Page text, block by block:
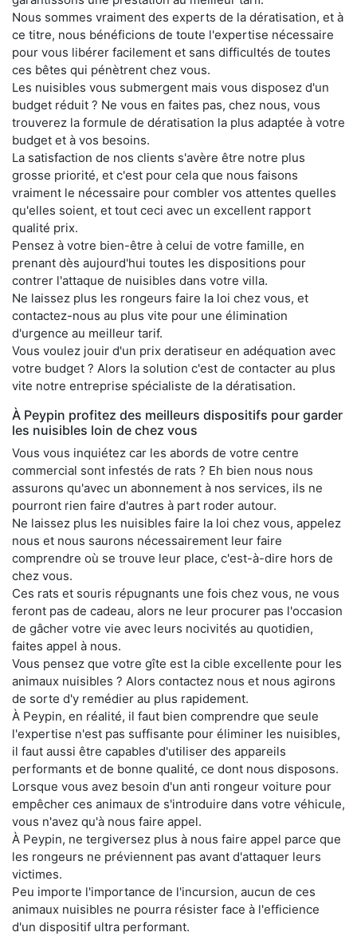
Nous sommes vraiment des experts de la dératisation, et à
ce titre, nous bénéficions de toute l'expertise nécessaire
pour vous libérer facilement et sans difficultés de toutes
ces bêtes qui pénètrent chez vous.
Les nuisibles vous submergent mais vous disposez d'un
budget réduit ? Ne vous en faites pas, chez nous, vous
trouverez la formule de dératisation la plus adaptée à votre
budget et à vos besoins.
La satisfaction de nos clients s'avère être notre plus
grosse priorité, et c'est pour cela que nous faisons
vraiment le nécessaire pour combler vos attentes quelles
qu'elles soient, et tout ceci avec un excellent rapport
qualité prix.
Pensez à votre bien-être à celui de votre famille, en
prenant dès aujourd'hui toutes les dispositions pour
contrer l'attaque de nuisibles dans votre villa.
Ne laissez plus les rongeurs faire la loi chez vous, et
contactez-nous au plus vite pour une élimination
d'urgence au meilleur tarif.
Vous voulez jouir d'un prix deratiseur en adéquation avec
votre budget ? Alors la solution c'est de contacter au plus
vite notre entreprise spécialiste de la dératisation.
À Peypin profitez des meilleurs dispositifs pour garder
les nuisibles loin de chez vous
Vous vous inquiétez car les abords de votre centre
commercial sont infestés de rats ? Eh bien nous nous
assurons qu'avec un abonnement à nos services, ils ne
pourront rien faire d'autres à part roder autour.
Ne laissez plus les nuisibles faire la loi chez vous, appelez
nous et nous saurons nécessairement leur faire
comprendre où se trouve leur place, c'est-à-dire hors de
chez vous.
Ces rats et souris répugnants une fois chez vous, ne vous
feront pas de cadeau, alors ne leur procurer pas l'occasion
de gâcher votre vie avec leurs nocivités au quotidien,
faites appel à nous.
Vous pensez que votre gîte est la cible excellente pour les
animaux nuisibles ? Alors contactez nous et nous agirons
de sorte d'y remédier au plus rapidement.
À Peypin, en réalité, il faut bien comprendre que seule
l'expertise n'est pas suffisante pour éliminer les nuisibles,
il faut aussi être capables d'utiliser des appareils
performants et de bonne qualité, ce dont nous disposons.
Lorsque vous avez besoin d'un anti rongeur voiture pour
empêcher ces animaux de s'introduire dans votre véhicule,
vous n'avez qu'à nous faire appel.
À Peypin, ne tergiversez plus à nous faire appel parce que
les rongeurs ne préviennent pas avant d'attaquer leurs
victimes.
Peu importe l'importance de l'incursion, aucun de ces
animaux nuisibles ne pourra résister face à l'efficience
d'un dispositif ultra performant.